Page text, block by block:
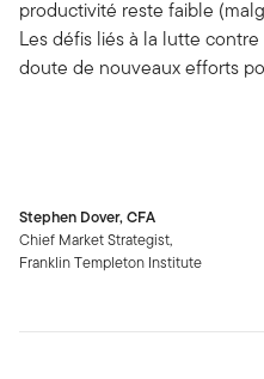
productivité reste faible
Les défis liés à la lutte
doute de nouveaux efforts
Stephen Dover, CFA
Chief Market Strategist,
Franklin Templeton Institute